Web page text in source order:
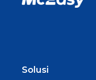
Solusi